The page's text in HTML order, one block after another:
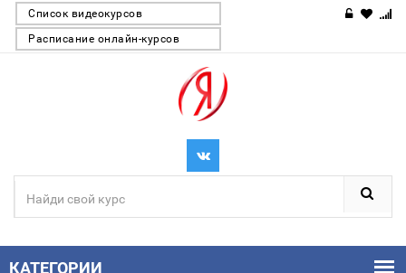
Список видеокурсов
Расписание онлайн-курсов
КАТЕГОРИИ